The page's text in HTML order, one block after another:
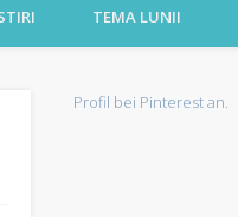
TEMA LUNII
Profil bei Pinterest an.